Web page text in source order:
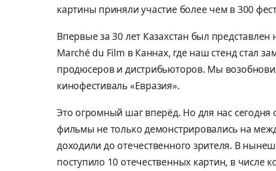
картины приняли участие более чем в 300
Впервые за 30 лет Казахстан был
Marché du Film в Каннах, где наш стенд стал
продюсеров и дистрибьюторов. Мы
кинофестиваль «Евразия».
Это огромный шаг вперёд. Но для нас
фильмы не только демонстрировались на
доходили до отечественного зрителя. В
поступило 10 отечественных картин, в числе